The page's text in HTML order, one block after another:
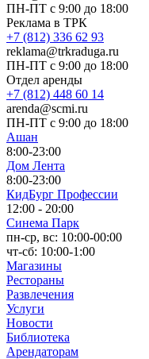
ПН-ПТ с 9:00 до 18:00
Реклама в ТРК
+7 (812) 336 62 93
reklama@trkraduga.ru
ПН-ПТ с 9:00 до 18:00
Отдел аренды
+7 (812) 448 60 14
arenda@scmi.ru
ПН-ПТ с 9:00 до 18:00
Ашан
8:00-23:00
Дом Лента
8:00-23:00
КидБург Профессии
12:00 - 20:00
Синема Парк
пн-ср, вс: 10:00-00:00
чт-сб: 10:00-1:00
Магазины
Рестораны
Развлечения
Услуги
Новости
Библиотека
Арендаторам